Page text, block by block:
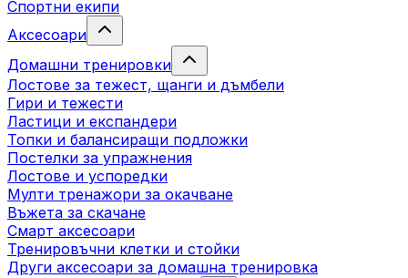
Спортни екипи
Аксесоари
Домашни тренировки
Лостове за тежест, щанги и дъмбели
Гири и тежести
Ластици и експандери
Топки и балансиращи подложки
Постелки за упражнения
Лостове и успоредки
Мулти тренажори за окачване
Въжета за скачане
Смарт аксесоари
Тренировъчни клетки и стойки
Други аксесоари за домашна тренировка